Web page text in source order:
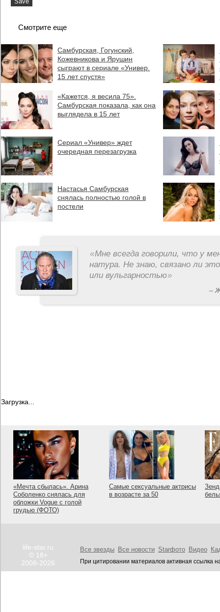
Смотрите еще
Самбурская, Гогунский,
Кожевникова и Ярушин
сыграют в сериале «Универ.
15 лет спустя»
«Кажется, я весила 75».
Самбурская показала, как она
выглядела в 15 лет
Сериал «Универ» ждет
очередная перезагрузка
Настасья Самбурская
снялась полностью голой в
постели
«Мне всегда говорили, что у
натура. Не знаю, связано ли
или вульгарностью»
–
Загрузка...
«Мечта сбылась». Арина
Соболенко снялась для
обложки Vogue с голой
грудью (ФОТО)
Самые сексуальные актрисы
в возрасте за 50
life-star.ru
© 18+
2008-2026
Все звезды Все новости Starфото Видео
При цитировании материалов активная ссылка